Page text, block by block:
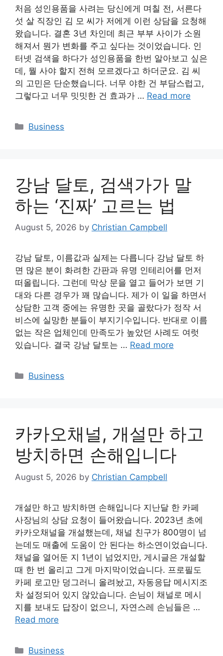
처음 성인용품을 사려는 당신에게 며칠 전, 서른다
섯 살 직장인 김 모 씨가 저에게 이런 상담을 요청해
왔습니다. 결혼 3년 차인데 최근 부부 사이가 소원
해져서 뭔가 변화를 주고 싶다는 것이었습니다. 인
터넷 검색을 하다가 성인용품을 한번 알아보고 싶은
데, 뭘 사야 할지 전혀 모르겠다고 하더군요. 김 씨
의 고민은 단순했습니다. 너무 야한 건 부담스럽고,
그렇다고 너무 밋밋한 건 효과가 … Read more
Categories
Business
강남 달토, 검색가가 말
하는 ‘진짜’ 고르는 법
August 5, 2026 by Christian Campbell
강남 달토, 이름값과 실제는 다릅니다 강남 달토 하
면 많은 분이 화려한 간판과 유명 인테리어를 먼저
떠올립니다. 그런데 막상 문을 열고 들어가 보면 기
대와 다른 경우가 꽤 많습니다. 제가 이 일을 하면서
상담한 고객 중에는 유명한 곳을 골랐다가 정작 서
비스에 실망한 분들이 부지기수입니다. 반대로 이름
없는 작은 업체인데 만족도가 높았던 사례도 여럿
있습니다. 결국 강남 달토는 … Read more
Categories
Business
카카오채널, 개설만 하고
방치하면 손해입니다
August 5, 2026 by Christian Campbell
개설만 하고 방치하면 손해입니다 지난달 한 카페
사장님의 상담 요청이 들어왔습니다. 2023년 초에
카카오채널을 개설했는데, 채널 친구가 800명이 넘
는데도 매출에 도움이 안 된다는 하소연이었습니다.
채널을 열어둔 지 1년이 넘었지만, 게시글은 개설할
때 한 번 올리고 그게 마지막이었습니다. 프로필도
카페 로고만 덩그러니 올려놨고, 자동응답 메시지조
차 설정되어 있지 않았습니다. 손님이 채널로 메시
지를 보내도 답장이 없으니, 자연스레 손님들은 …
Read more
Categories
Business